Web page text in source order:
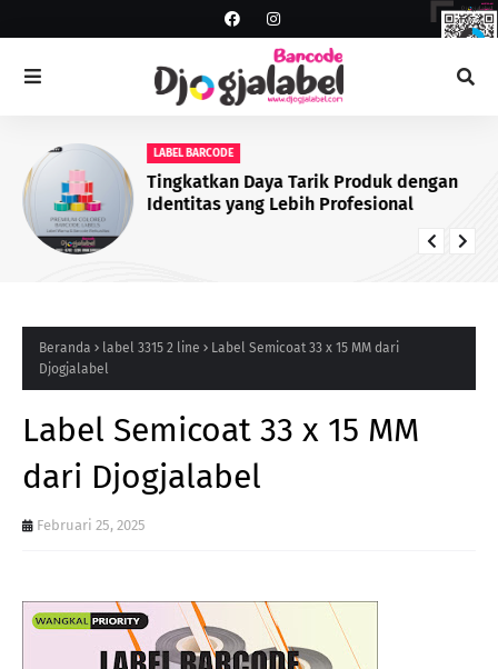
LABEL BARCODE
Tingkatkan Daya Tarik Produk dengan
Identitas yang Lebih Profesional
Beranda label 3315 2 line
Label Semicoat 33 x 15 MM dari
Djogjalabel
Label Semicoat 33 x 15 MM
dari Djogjalabel
Februari 25, 2025